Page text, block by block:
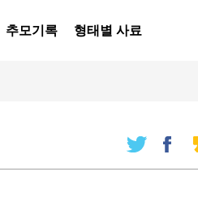
추모기록 형태별 사료